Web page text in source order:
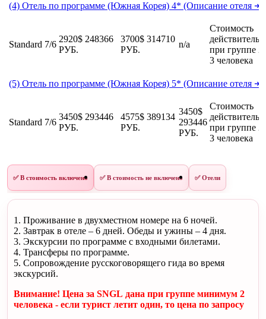
(4) Отель по программе (Южная Корея) 4* (Описание отеля ↠)
Standard 7/6
2920$ 248366
РУБ.
3700$ 314710
РУБ.
n/a
Стоимость
при группе 2-
3 человека
(5) Отель по программе (Южная Корея) 5* (Описание отеля ↠)
Standard 7/6
3450$ 293446
РУБ.
4575$ 389134
РУБ.
3450$
293446
РУБ.
Стоимость
при группе 2-
3 человека
✅ В стоимость включено ✅ В стоимость не включено ✅ Отели
1. Проживание в двухместном номере на 6 ночей.
2. Завтрак в отеле – 6 дней. Обеды и ужины – 4 дня.
3. Экскурсии по программе с входными билетами.
4. Трансферы по программе.
5. Сопровождение русскоговорящего гида во время
экскурсий.
Внимание! Цена за SNGL дана при группе минимум 2
человека - если турист летит один, то цена по запросу